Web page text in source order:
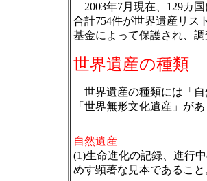
2003年7月現在、129カ
合計754件が世界遺産リス
基金によって保護され、
世界遺産の種類
世界遺産の種類には「自
「世界無形文化遺産」があ
自然遺産
(1)生命進化の記録、進行
めす顕著な見本であること